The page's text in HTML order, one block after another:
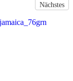
Nächstes